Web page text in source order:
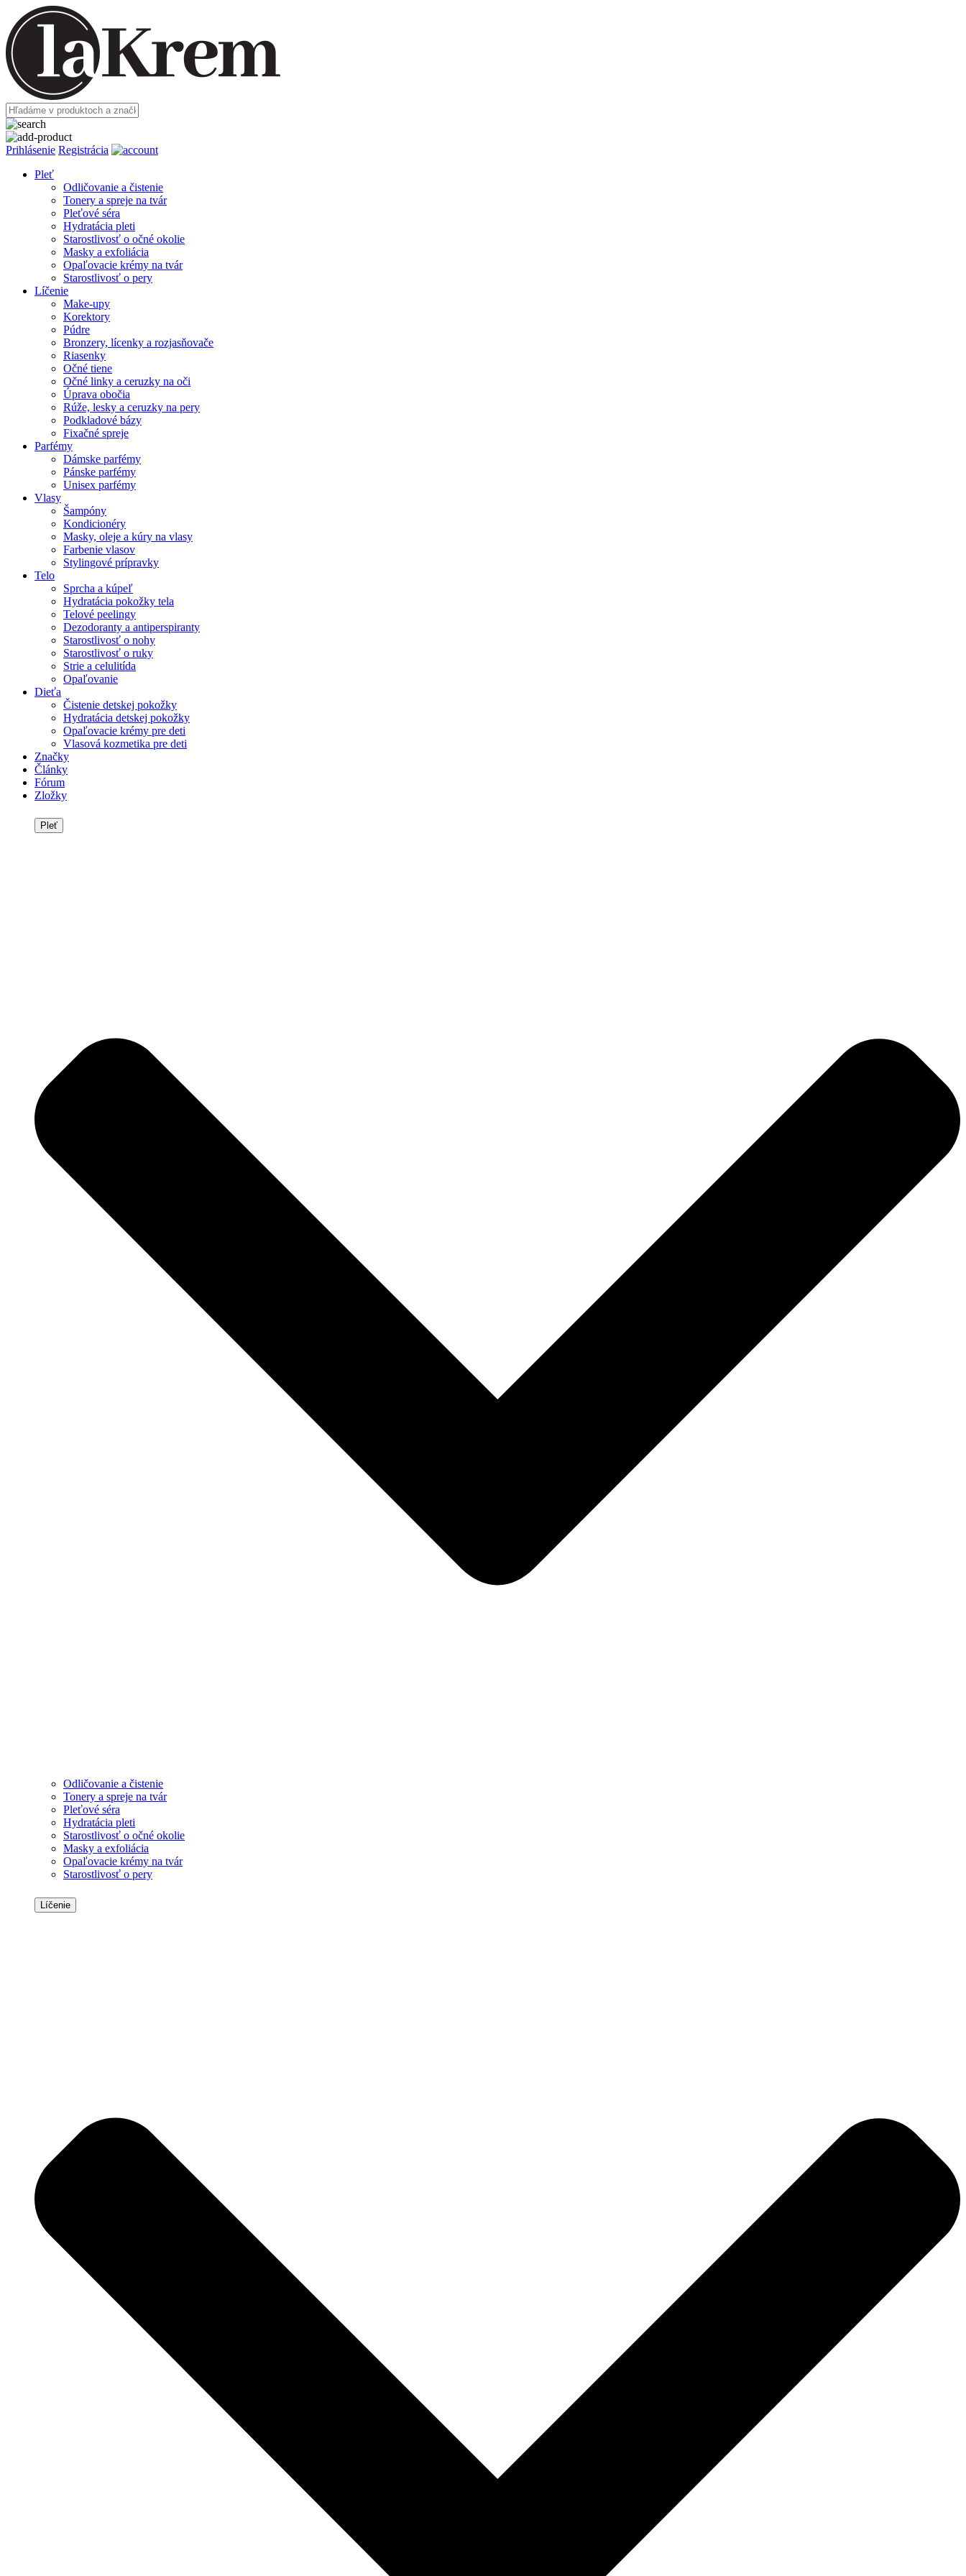
Prihlásenie Registrácia
Pleť
Odličovanie a čistenie
Tonery a spreje na tvár
Pleťové séra
Hydratácia pleti
Starostlivosť o očné okolie
Masky a exfoliácia
Opaľovacie krémy na tvár
Starostlivosť o pery
Líčenie
Make-upy
Korektory
Púdre
Bronzery, lícenky a rozjasňovače
Riasenky
Očné tiene
Očné linky a ceruzky na oči
Úprava obočia
Rúže, lesky a ceruzky na pery
Podkladové bázy
Fixačné spreje
Parfémy
Dámske parfémy
Pánske parfémy
Unisex parfémy
Vlasy
Šampóny
Kondicionéry
Masky, oleje a kúry na vlasy
Farbenie vlasov
Stylingové prípravky
Telo
Sprcha a kúpeľ
Hydratácia pokožky tela
Telové peelingy
Dezodoranty a antiperspiranty
Starostlivosť o nohy
Starostlivosť o ruky
Strie a celulitída
Opaľovanie
Dieťa
Čistenie detskej pokožky
Hydratácia detskej pokožky
Opaľovacie krémy pre deti
Vlasová kozmetika pre deti
Značky
Články
Fórum
Zložky
Pleť
Odličovanie a čistenie
Tonery a spreje na tvár
Pleťové séra
Hydratácia pleti
Starostlivosť o očné okolie
Masky a exfoliácia
Opaľovacie krémy na tvár
Starostlivosť o pery
Líčenie